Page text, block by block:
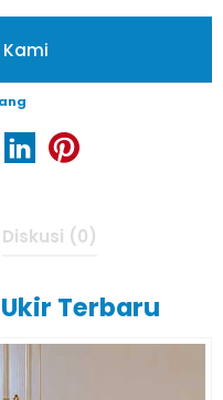
Diskusi (0)
Terbaru